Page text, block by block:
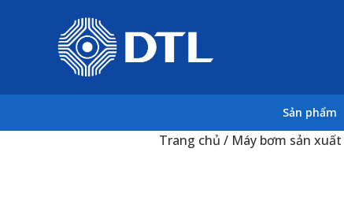
Sản phẩm
Trang chủ / Máy bơm sản xuất